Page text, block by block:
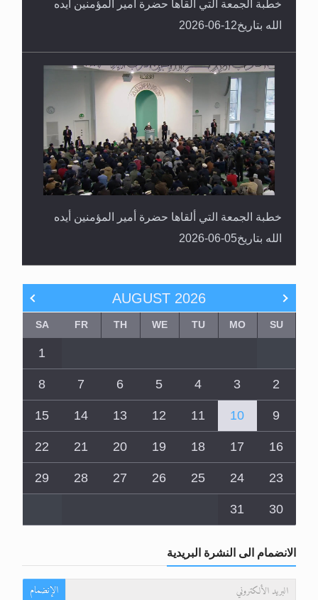
خطبة الجمعة التي ألقاها حضرة أمير المؤمنين أيده
الله بتاريخ12-06-2026
خطبة الجمعة التي ألقاها حضرة أمير المؤمنين أيده
الله بتاريخ05-06-2026
AUGUST 2026
SU
MO
TU
WE
TH
FR
SA
1
2
3
4
5
6
7
8
9
10
11
12
13
14
15
16
17
18
19
20
21
22
23
24
25
26
27
28
29
30
31
الانضمام الى النشرة البريدية
الإنضمام